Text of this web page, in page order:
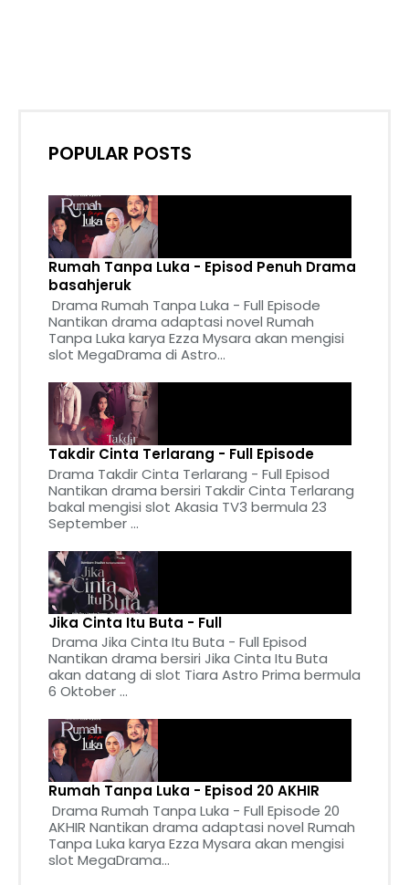
POPULAR POSTS
Rumah Tanpa Luka - Episod Penuh Drama
basahjeruk
Drama Rumah Tanpa Luka - Full Episode
Nantikan drama adaptasi novel Rumah
Tanpa Luka karya Ezza Mysara akan mengisi
slot MegaDrama di Astro...
Takdir Cinta Terlarang - Full Episode
Drama Takdir Cinta Terlarang - Full Episod
Nantikan drama bersiri Takdir Cinta Terlarang
bakal mengisi slot Akasia TV3 bermula 23
September ...
Jika Cinta Itu Buta - Full
Drama Jika Cinta Itu Buta - Full Episod
Nantikan drama bersiri Jika Cinta Itu Buta
akan datang di slot Tiara Astro Prima bermula
6 Oktober ...
Rumah Tanpa Luka - Episod 20 AKHIR
Drama Rumah Tanpa Luka - Full Episode 20
AKHIR Nantikan drama adaptasi novel Rumah
Tanpa Luka karya Ezza Mysara akan mengisi
slot MegaDrama...